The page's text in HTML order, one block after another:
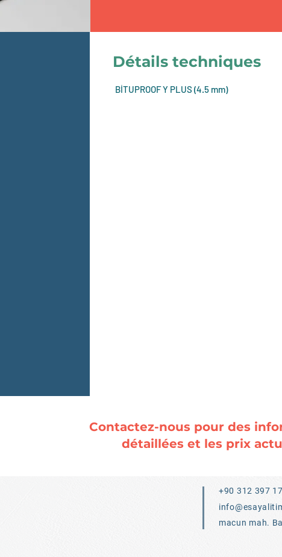
Détails techniques
BİTUPROOF Y PLUS (4.5 mm)
Contactez-nous pour des
détaillées et les prix
+90 312 397
macun mah.